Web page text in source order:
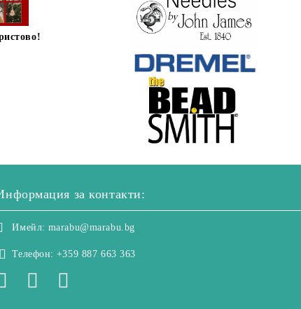
за контакти:
Имейл: marabu@marabu.bg
Телефон: +359 887 663 363